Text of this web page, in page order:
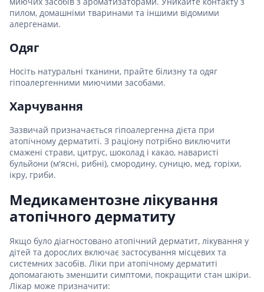
пилом, домашніми тваринами та іншими відомими
алергенами.
Одяг
Носіть натуральні тканини, прайте білизну та одяг
гіпоалергенними миючими засобами.
Харчування
Зазвичай призначається гіпоалергенна дієта при
атопічному дерматиті. З раціону потрібно виключити
смажені страви, цитрус, шоколад і какао, наваристі
бульйони (м'ясні, рибні), смородину, суницю, мед, горіхи,
ікру, гриби.
Медикаментозне лікування
атопічного дерматиту
Якщо було діагностовано атопічний дерматит, лікування у
дітей та дорослих включає застосування місцевих та
системних засобів. Ліки при атопічному дерматиті
допомагають зменшити симптоми, покращити стан шкіри.
Лікар може призначити: